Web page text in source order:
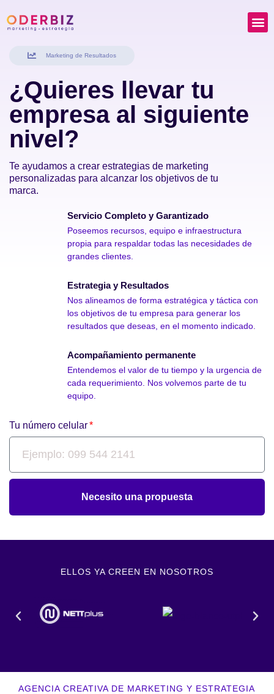
Marketing de Resultados
¿Quieres llevar tu
empresa al siguiente
nivel?
Te ayudamos a crear estrategias de marketing
personalizadas para alcanzar los objetivos de tu
marca.
Servicio Completo y Garantizado
Poseemos recursos, equipo e infraestructura
propia para respaldar todas las necesidades de
grandes clientes.
Estrategia y Resultados
Nos alineamos de forma estratégica y táctica con
los objetivos de tu empresa para generar los
resultados que deseas, en el momento indicado.
Acompañamiento permanente
Entendemos el valor de tu tiempo y la urgencia de
cada requerimiento. Nos volvemos parte de tu
equipo.
Tu número celular
Necesito una propuesta
ELLOS YA CREEN EN NOSOTROS
AGENCIA CREATIVA DE MARKETING Y ESTRATEGIA